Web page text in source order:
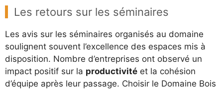
Les retours sur les séminaires
Les avis sur les séminaires organisés au domaine
soulignent souvent l’excellence des espaces mis à
disposition. Nombre d’entreprises ont observé un
impact positif sur la productivité et la cohésion
d’équipe après leur passage. Choisir le Domaine Bois